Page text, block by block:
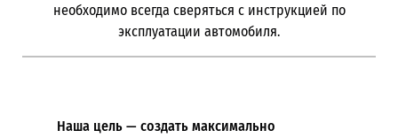
необходимо всегда сверяться с инструкцией по
эксплуатации автомобиля.
Наша цель — создать максимально